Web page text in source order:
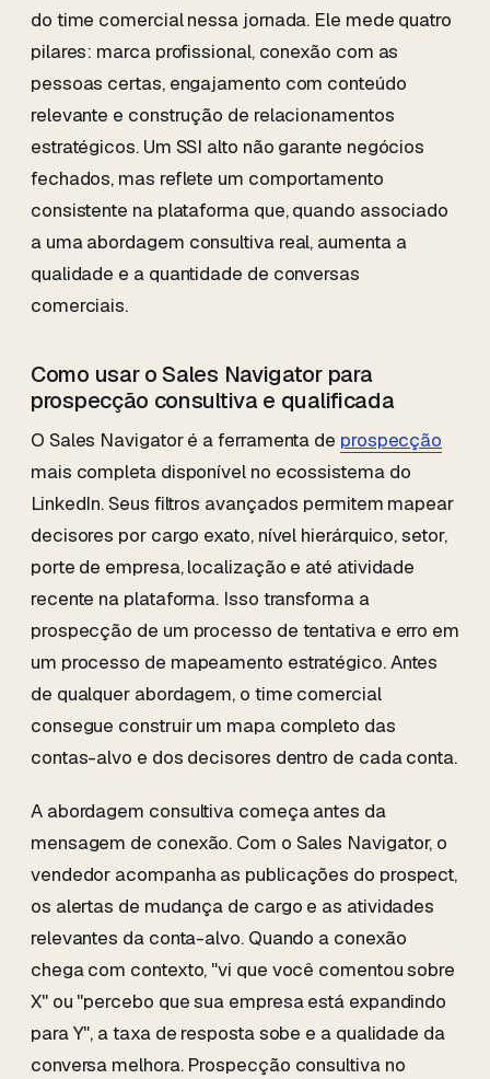
do time comercial nessa jornada. Ele mede quatro
pilares: marca profissional, conexão com as
pessoas certas, engajamento com conteúdo
relevante e construção de relacionamentos
estratégicos. Um SSI alto não garante negócios
fechados, mas reflete um comportamento
consistente na plataforma que, quando associado
a uma abordagem consultiva real, aumenta a
qualidade e a quantidade de conversas
comerciais.
Como usar o Sales Navigator para
prospecção consultiva e qualificada
O Sales Navigator é a ferramenta de prospecção
mais completa disponível no ecossistema do
LinkedIn. Seus filtros avançados permitem mapear
decisores por cargo exato, nível hierárquico, setor,
porte de empresa, localização e até atividade
recente na plataforma. Isso transforma a
prospecção de um processo de tentativa e erro em
um processo de mapeamento estratégico. Antes
de qualquer abordagem, o time comercial
consegue construir um mapa completo das
contas-alvo e dos decisores dentro de cada conta.
A abordagem consultiva começa antes da
mensagem de conexão. Com o Sales Navigator, o
vendedor acompanha as publicações do prospect,
os alertas de mudança de cargo e as atividades
relevantes da conta-alvo. Quando a conexão
chega com contexto, "vi que você comentou sobre
X" ou "percebo que sua empresa está expandindo
para Y", a taxa de resposta sobe e a qualidade da
conversa melhora. Prospecção consultiva no